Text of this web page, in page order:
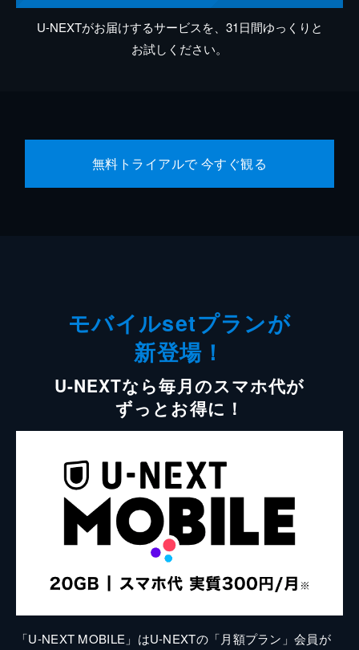
U-NEXTがお届けするサービスを、31日間ゆっくりと
お試しください。
無料トライアルで 今すぐ観る
モバイルsetプランが
新登場！
U-NEXTなら毎月のスマホ代が
ずっとお得に！
「U-NEXT MOBILE」はU-NEXTの「月額プラン」会員が